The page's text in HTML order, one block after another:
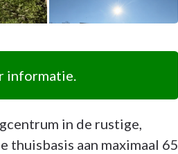
informatie.
in de rustige,
thuisbasis aan maximaal 65